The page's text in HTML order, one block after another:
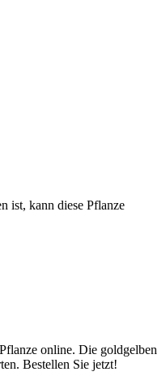
ist, kann diese Pflanze
online. Die goldgelben
Bestellen Sie jetzt!